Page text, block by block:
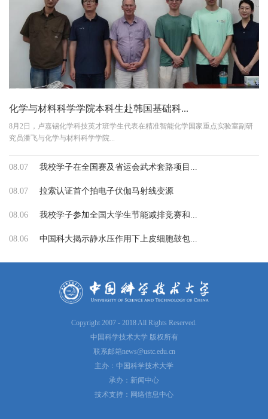
化学与材料科学学院本科生赴韩国基础科...
8月2日，卢嘉锡化学科技英才班学生代表在精准智能化学国家重点实验室副研
究员潘飞与化学与材料科学学院...
08.07 我校学子在全国赛及省运会武术套路项目...
08.07 拉索认证首个拍电子伏伽马射线变源
08.06 我校学子参加全国大学生节能减排竞赛和...
08.06 中国科大揭示静水压作用下上皮细胞鼓包...
Copyright 2007 - 2018 All Rights Reserved.
中国科学技术大学 版权所有
联系邮箱news@ustc.edu.cn
主办：中国科学技术大学
承办：新闻中心
技术支持：网络信息中心